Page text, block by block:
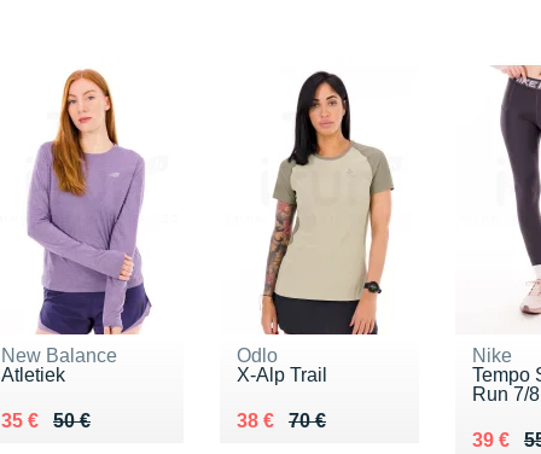
New Balance
Atletiek
50 €
Au lieu de 50 €
35 €
Vendu 35 €
Odlo
X-Alp Trail
70 €
Au lieu de 70 €
38 €
Vendu 38 €
Nike
Tempo
Run 7/8
Au lieu
39 €
Vendu